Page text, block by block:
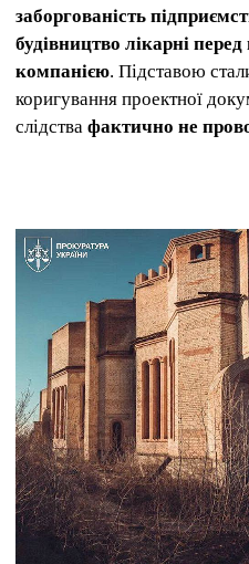
заборгованість
будівництво лікарні
компанією. Підставою
коригування проектної
слідства фактично не